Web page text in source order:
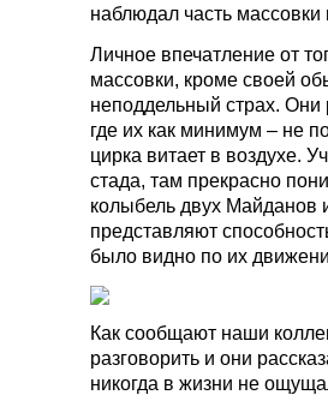
наблюдал часть массовки
Личное впечатление от
массовки, кроме своей
неподдельный страх.
где их как минимум – не
цирка витает в воздухе.
стада, там прекрасно
колыбель двух Майданов
представляют
было видно по их
Как сообщают наши
разговорить и они
никогда в жизни не